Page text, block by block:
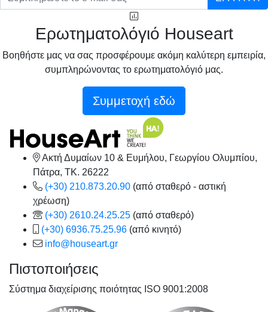
Ερωτηματολόγιό Houseart
Βοηθήστε μας να σας προσφέρουμε ακόμη καλύτερη εμπειρία,
συμπληρώνοντας το ερωτηματολόγιό μας.
Συμμετοχή εδώ
Ακτή Δυμαίων 10 & Ευμήλου, Γεωργίου Ολυμπίου,
Πάτρα, TK. 26222
(+30) 210.873.20.90 (από σταθερό - αστική
χρέωση)
(+30) 2610.24.25.25 (από σταθερό)
(+30) 6936.75.25.96 (από κινητό)
info@houseart.gr
Πιστοποιήσεις
Σύστημα διαχείρισης ποιότητας ISO 9001:2008